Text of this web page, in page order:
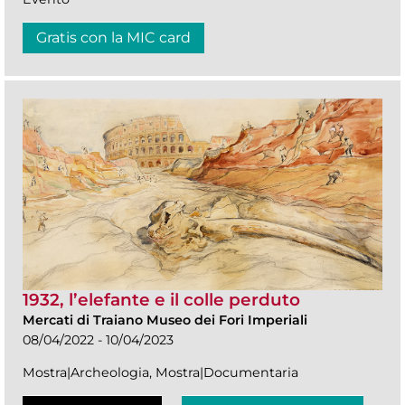
Gratis con la MIC card
1932, l’elefante e il colle perduto
Mercati di Traiano Museo dei Fori Imperiali
08/04/2022 - 10/04/2023
Mostra|Archeologia, Mostra|Documentaria